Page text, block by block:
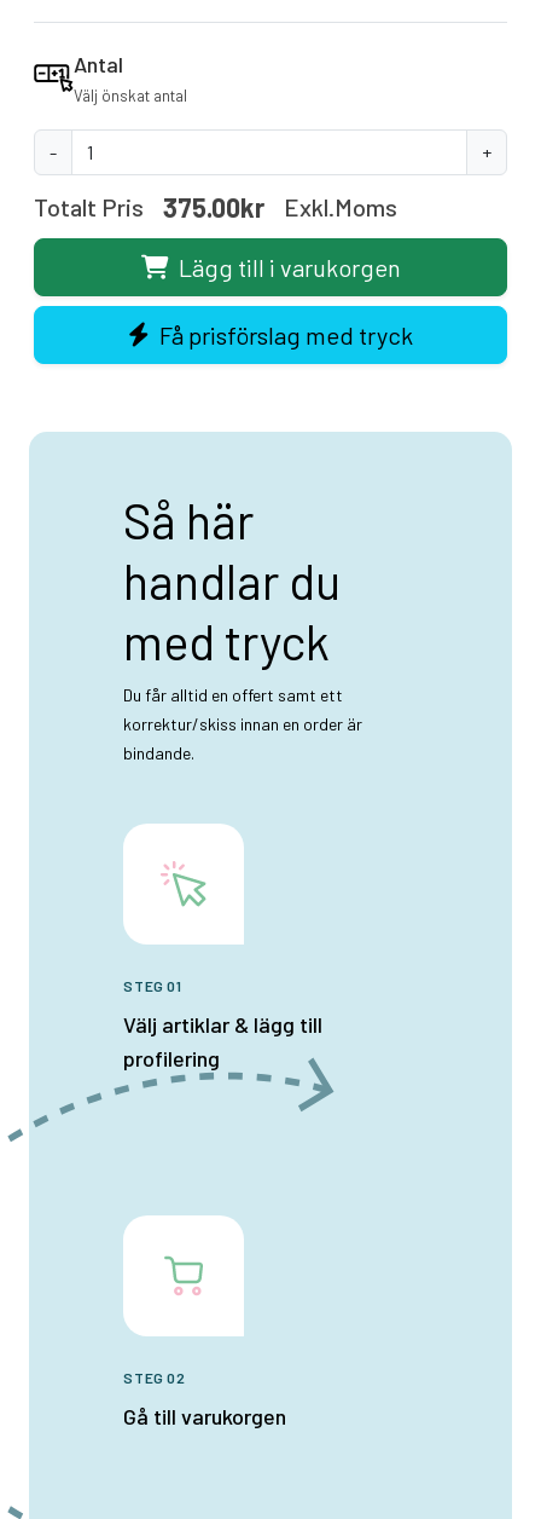
Antal
Välj önskat antal
- +
Totalt Pris 375.00kr Exkl.moms
Lägg till i varukorgen
Få prisförslag med tryck
Så här
handlar du
med tryck
Du får alltid en offert samt ett
korrektur/skiss innan en order är
bindande.
STEG 01
Välj artiklar & lägg till
profilering
STEG 02
Gå till varukorgen